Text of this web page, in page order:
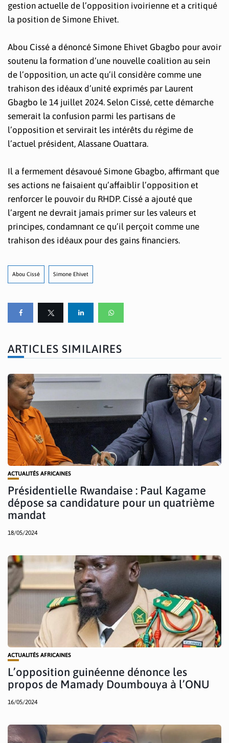
gestion actuelle de l’opposition ivoirienne et a critiqué
la position de Simone Ehivet.
Abou Cissé a dénoncé Simone Ehivet Gbagbo pour avoir
soutenu la formation d’une nouvelle coalition au sein
de l’opposition, un acte qu’il considère comme une
trahison des idéaux d’unité exprimés par Laurent
Gbagbo le 14 juillet 2024. Selon Cissé, cette démarche
semerait la confusion parmi les partisans de
l’opposition et servirait les intérêts du régime de
l’actuel président, Alassane Ouattara.
Il a fermement désavoué Simone Gbagbo, affirmant que
ses actions ne faisaient qu’affaiblir l’opposition et
renforcer le pouvoir du RHDP. Cissé a ajouté que
l’argent ne devrait jamais primer sur les valeurs et
principes, condamnant ce qu’il perçoit comme une
trahison des idéaux pour des gains financiers.
Abou Cissé Simone Ehivet
ARTICLES SIMILAIRES
ACTUALITÉS AFRICAINES
Présidentielle Rwandaise : Paul Kagame
dépose sa candidature pour un quatrième
mandat
18/05/2024
ACTUALITÉS AFRICAINES
L’opposition guinéenne dénonce les
propos de Mamady Doumbouya à l’ONU
16/05/2024